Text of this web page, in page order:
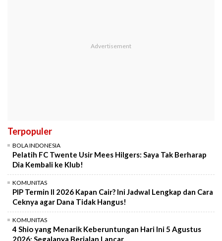
Terpopuler
BOLA INDONESIA
Pelatih FC Twente Usir Mees Hilgers: Saya Tak Berharap
Dia Kembali ke Klub!
KOMUNITAS
PIP Termin II 2026 Kapan Cair? Ini Jadwal Lengkap dan Cara
Ceknya agar Dana Tidak Hangus!
KOMUNITAS
4 Shio yang Menarik Keberuntungan Hari Ini 5 Agustus
2026: Segalanya Berjalan Lancar